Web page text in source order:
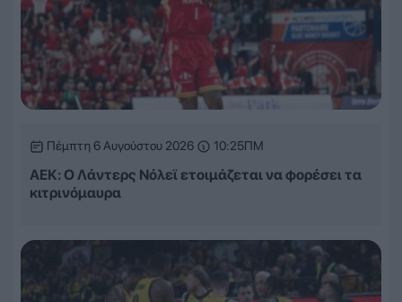
Πέμπτη 6 Αυγούστου 2026 10:25ΠΜ
ΑΕΚ: Ο Λάντερς Νόλεϊ ετοιμάζεται να φορέσει τα
κιτρινόμαυρα